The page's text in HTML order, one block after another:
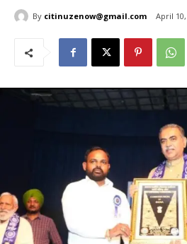
By citinuzenow@gmail.com April